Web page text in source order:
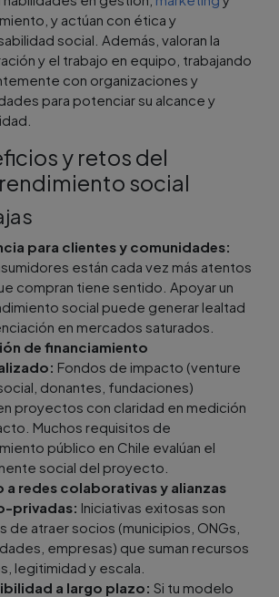
y actúan con ética y
social. Además, valoran la
y el trabajo en equipo, trabajando
con organizaciones y
para potenciar su alcance y
y retos del
social
para clientes y comunidades:
están cada vez más atentos
compran tiene sentido. Apoyar un
social puede generar lealtad
en mercados saturados.
de financiamiento
Fondos de impacto (venture
donantes, fundaciones)
proyectos con claridad en medición
Muchos requisitos de
público en Chile evalúan el
social del proyecto.
a redes colaborativas y alianzas
privadas: Iniciativas exitosas son
de atraer socios (municipios, ONGs,
empresas) que suman recursos
legitimidad y escala.
a largo plazo:Si tu modelo